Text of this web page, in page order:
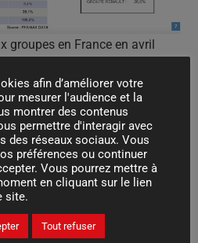
groupes en France en avril
elles n’ont représenté en
ventes de voitures neuves. Il
bas depuis janvier 2024
à celui des derniers
en décembre). Sur les quatre
2024, la part de voitures
de même (ou 17,8% pour être
afin d’améliorer votre
mesurer l'audience et la
montrer des contenus
permettre d'interagir avec
des réseaux sociaux. Vous
préférences ou continuer
Vous pourrez mettre à
en cliquant sur le lien
site.
Tout refuser